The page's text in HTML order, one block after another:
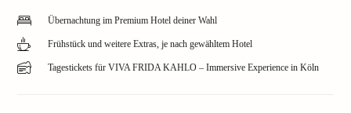
Übernachtung im Premium Hotel deiner Wahl
Frühstück und weitere Extras, je nach gewähltem Hotel
Tagestickets für VIVA FRIDA KAHLO – Immersive Experience in Köln